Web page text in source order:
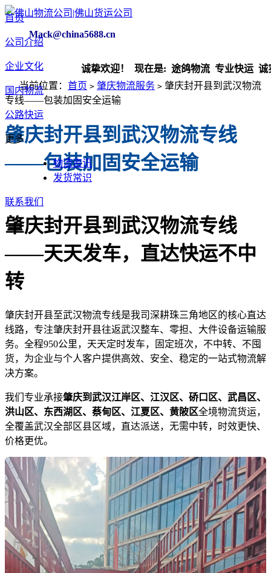
Mack@china5688.cn
诚挚欢迎！ 现在是: 途鸽物流 专业快运 诚实守
首页
公司介绍
企业文化
国内物流
公路快运
更多
物流资讯
发货常识
联系我们
当前位置： 首页 > 肇庆物流服务 > 肇庆封开县到武汉物流
专线——包装加固安全运输
肇庆封开县到武汉物流专线
——包装加固安全运输
肇庆封开县到武汉物流专线
——天天发车，直达快运不中
转
肇庆封开县至武汉物流专线是我司深耕珠三角地区的核心直达
线路，专注肇庆封开县往返武汉整车、零担、大件设备运输服
务。全程950公里，天天定时发车，固定班次，不中转、不囤
货，为企业与个人客户提供高效、安全、稳定的一站式物流解
决方案。
我们专业承接肇庆到武汉江岸区、江汉区、硚口区、武昌区、
洪山区、东西湖区、蔡甸区、江夏区、黄陂区全境物流货运，
全覆盖武汉全部区县区域，直达派送，无需中转，时效更快、
价格更优。